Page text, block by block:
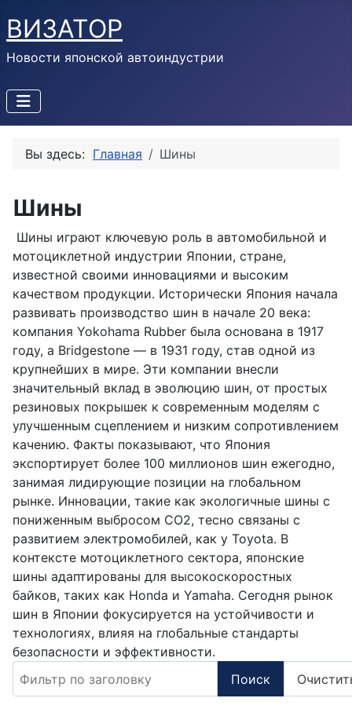
ВИЗАТОР
Новости японской автоиндустрии
Вы здесь: Главная Шины
Шины
Шины играют ключевую роль в автомобильной и
мотоциклетной индустрии Японии, стране,
известной своими инновациями и высоким
качеством продукции. Исторически Япония начала
развивать производство шин в начале 20 века:
компания Yokohama Rubber была основана в 1917
году, а Bridgestone — в 1931 году, став одной из
крупнейших в мире. Эти компании внесли
значительный вклад в эволюцию шин, от простых
резиновых покрышек к современным моделям с
улучшенным сцеплением и низким сопротивлением
качению. Факты показывают, что Япония
экспортирует более 100 миллионов шин ежегодно,
занимая лидирующие позиции на глобальном
рынке. Инновации, такие как экологичные шины с
пониженным выбросом CO2, тесно связаны с
развитием электромобилей, как у Toyota. В
контексте мотоциклетного сектора, японские
шины адаптированы для высокоскоростных
байков, таких как Honda и Yamaha. Сегодня рынок
шин в Японии фокусируется на устойчивости и
технологиях, влияя на глобальные стандарты
безопасности и эффективности.
Поиск